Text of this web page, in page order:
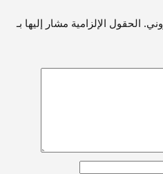
الحقول الإلزامية مشار إليها بـ